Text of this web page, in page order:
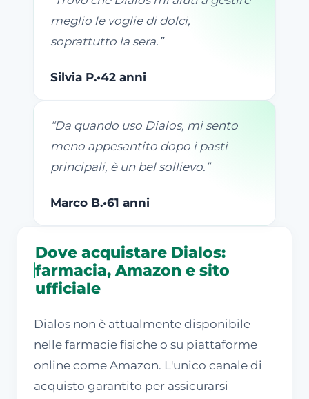
meglio le voglie di dolci,
soprattutto la sera. ”
Silvia P.•42 anni
“Da quando uso Dialos, mi sento
meno appesantito dopo i pasti
principali, è un bel sollievo. ”
Marco B.•61 anni
Dove acquistare Dialos:
farmacia, Amazon e sito
ufficiale
Dialos non è attualmente disponibile
nelle farmacie fisiche o su piattaforme
online come Amazon. L'unico canale di
acquisto garantito per assicurarsi